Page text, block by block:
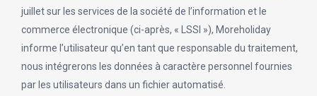
juillet sur les services de la société de l’information et le
commerce électronique (ci-après, « LSSI »), Moreholiday
informe l’utilisateur qu’en tant que responsable du traitement,
nous intégrerons les données à caractère personnel fournies
par les utilisateurs dans un fichier automatisé.